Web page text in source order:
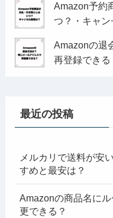
Amazon予約
つ？・キャン
Amazonの退
再登録できる
最近の投稿
メルカリで送料が安
すめと最安は？
Amazonの商品名に
更できる？